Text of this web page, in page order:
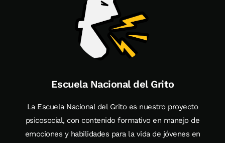
Escuela Nacional del Grito
La Escuela Nacional del Grito es nuestro proyecto
psicosocial, con contenido formativo en manejo de
emociones y habilidades para la vida de jóvenes en